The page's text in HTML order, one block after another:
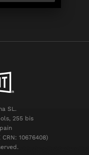
SL.
255 bis
10676408)